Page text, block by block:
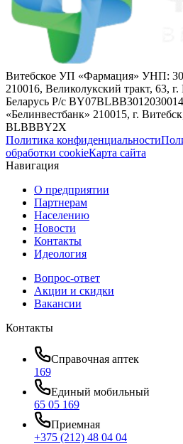
Витебское УП «Фармация» УНП:
210016, Великолукский тракт, 63,
Беларусь Р/с
«Белинвестбанк» 210015, г.
BLBBBY2X
Политика конфиденциальности
обработки cookieКарта сайта
Навигация
О предприятии
Партнерам
Населению
Новости
Контакты
Идеология
Вопрос-ответ
Акции и скидки
Вакансии
Контакты
Справочная аптек
169
Единый мобильный
65 05 169
Приемная
+375 (212) 48 04 04